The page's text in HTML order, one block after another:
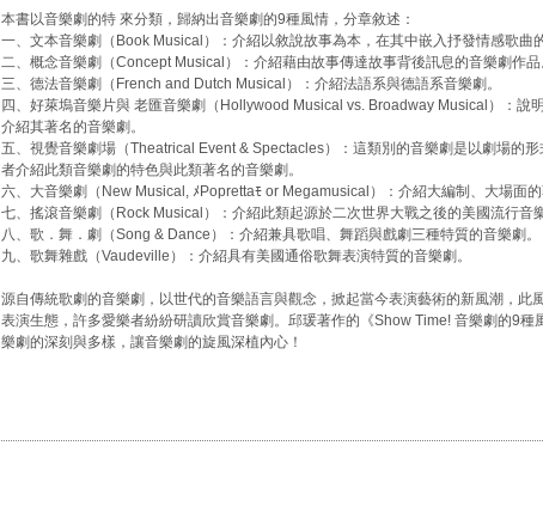
本書以音樂劇的特 來分類，歸納出音樂劇的9種風情，分章敘述：
一、文本音樂劇（Book Musical）：介紹以敘說故事為本，在其中嵌入抒發情感歌曲
二、概念音樂劇（Concept Musical）：介紹藉由故事傳達故事背後訊息的音樂劇作品
三、德法音樂劇（French and Dutch Musical）：介紹法語系與德語系音樂劇。
四、好萊塢音樂片與 老匯音樂劇（Hollywood Musical vs. Broadway Musical）：說
介紹其著名的音樂劇。
五、視覺音樂劇場（Theatrical Event & Spectacles）：這類別的音樂劇是以劇場的
者介紹此類音樂劇的特色與此類著名的音樂劇。
六、大音樂劇（New Musical, ﾒPoprettaﾓ or Megamusical）：介紹大編制、大場面的
七、搖滾音樂劇（Rock Musical）：介紹此類起源於二次世界大戰之後的美國流行音樂
八、歌．舞．劇（Song & Dance）：介紹兼具歌唱、舞蹈與戲劇三種特質的音樂劇。
九、歌舞雜戲（Vaudeville）：介紹具有美國通俗歌舞表演特質的音樂劇。
源自傳統歌劇的音樂劇，以世代的音樂語言與觀念，掀起當今表演藝術的新風潮，此
表演生態，許多愛樂者紛紛研讀欣賞音樂劇。邱瑗著作的《Show Time! 音樂劇的9種
樂劇的深刻與多樣，讓音樂劇的旋風深植內心！